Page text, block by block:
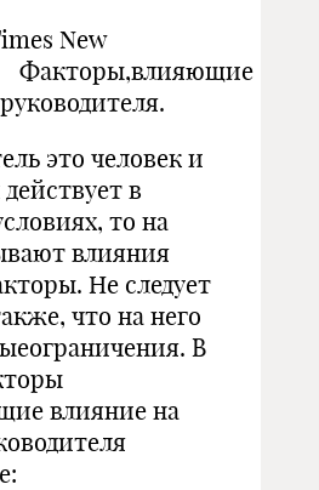
New
Факторы,влияющие
это человек и
в
то на
влияния
Не следует
что на него
В
влияние на